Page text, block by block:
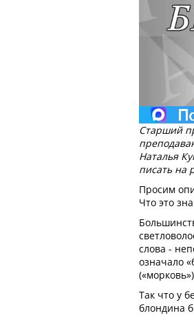
Старший
Наталья
писать на
Просим
Что это
слова -
означало
Так что у
блондина